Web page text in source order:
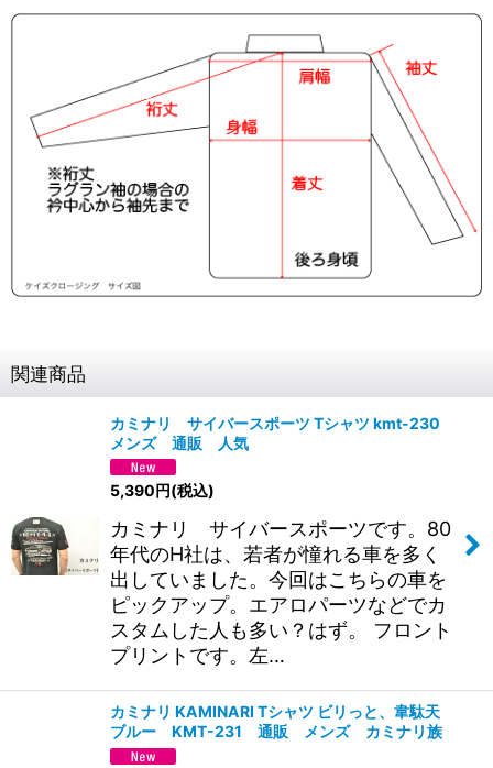
関連商品
カミナリ サイバースポーツ Tシャツ kmt-230
メンズ 通販 人気
5,390円(税込)
カミナリ サイバースポーツです。80
年代のH社は、若者が憧れる車を多く
出していました。今回はこちらの車を
ピックアップ。エアロパーツなどでカ
スタムした人も多い？はず。 フロント
プリントです。左…
カミナリ KAMINARI Tシャツ ビリっと、韋駄天
ブルー KMT-231 通販 メンズ カミナリ族